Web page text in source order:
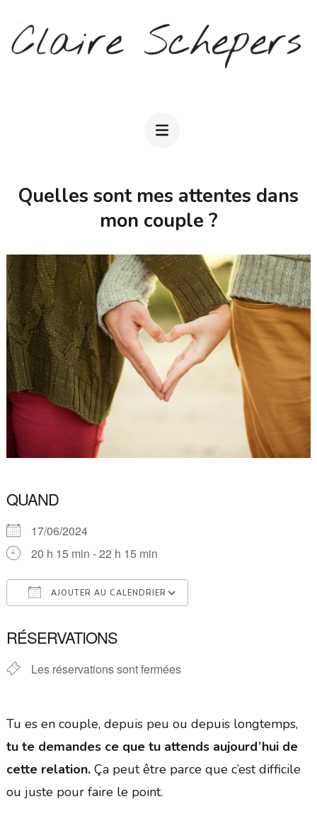
contenu
Quelles sont mes attentes dans
mon couple ?
QUAND
17/06/2024
20 h 15 min - 22 h 15 min
AJOUTER AU CALENDRIER
RÉSERVATIONS
Les réservations sont fermées
Tu es en couple, depuis peu ou depuis longtemps,
tu te demandes ce que tu attends aujourd’hui de
cette relation. Ça peut être parce que c’est difficile
ou juste pour faire le point.